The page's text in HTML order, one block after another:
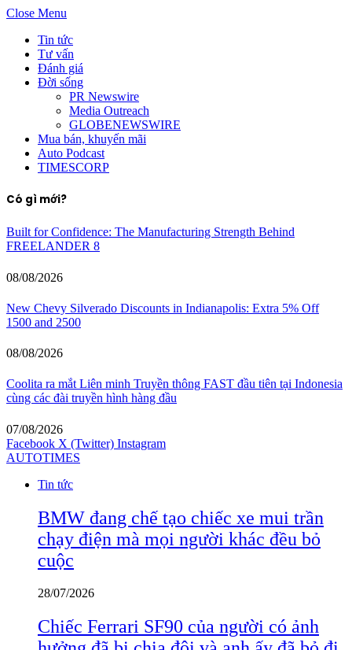
Close Menu
Tin tức
Tư vấn
Đánh giá
Đời sống
PR Newswire
Media Outreach
GLOBENEWSWIRE
Mua bán, khuyến mãi
Auto Podcast
TIMESCORP
Có gì mới?
Built for Confidence: The Manufacturing Strength Behind
FREELANDER 8
08/08/2026
New Chevy Silverado Discounts in Indianapolis: Extra 5% Off
1500 and 2500
08/08/2026
Coolita ra mắt Liên minh Truyền thông FAST đầu tiên tại Indonesia
cùng các đài truyền hình hàng đầu
07/08/2026
Facebook X (Twitter) Instagram
AUTOTIMES
Tin tức
BMW đang chế tạo chiếc xe mui trần
chạy điện mà mọi người khác đều bỏ
cuộc
28/07/2026
Chiếc Ferrari SF90 của người có ảnh